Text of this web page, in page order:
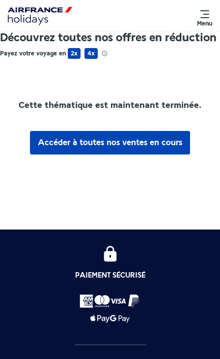
Menu
Découvrez toutes nos offres en réduction
Payez votre voyage en 2x 4x
Cette thématique est maintenant terminée.
Accéder à toutes nos ventes en cours
PAIEMENT SÉCURISÉ